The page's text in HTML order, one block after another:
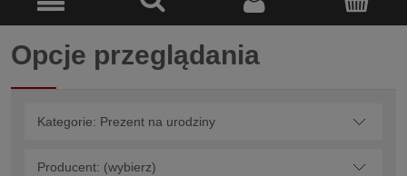
Opcje przeglądania
Kategorie: Prezent na urodziny
Producent: (wybierz)